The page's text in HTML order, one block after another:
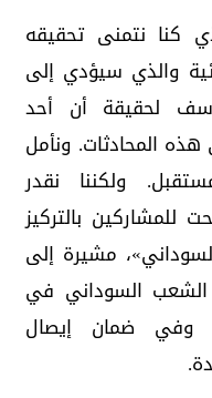
كنا نتمنى تحقيقه
والذي سيؤدي إلى
لحقيقة أن أحد
المحادثات. ونأمل
ولكننا نقدر
للمشاركين بالتركيز
مشيرة إلى
الشعب السوداني في
وفي ضمان إيصال